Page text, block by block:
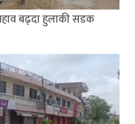
बढ्दा हुलाकी सडक